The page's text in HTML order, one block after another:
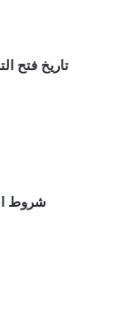
تاريخ فتح
شروط